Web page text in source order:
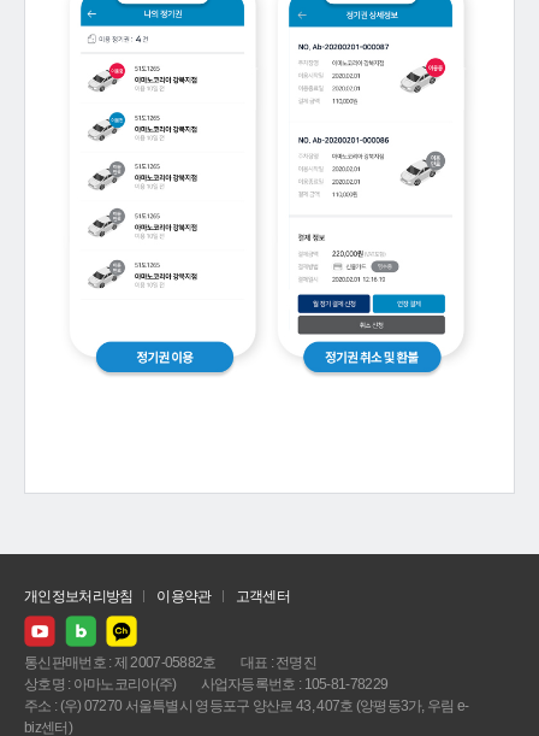
개인정보처리방침 이용약관 고객센터
통신판매번호 : 제 2007-05882호
대표 : 전명진
상호명 : 아마노코리아(주)
사업자등록번호 : 105-81-78229
주소 : (우) 07270 서울특별시 영등포구 양산로 43, 407호 (양평동3가, 우림 e-
biz센터)